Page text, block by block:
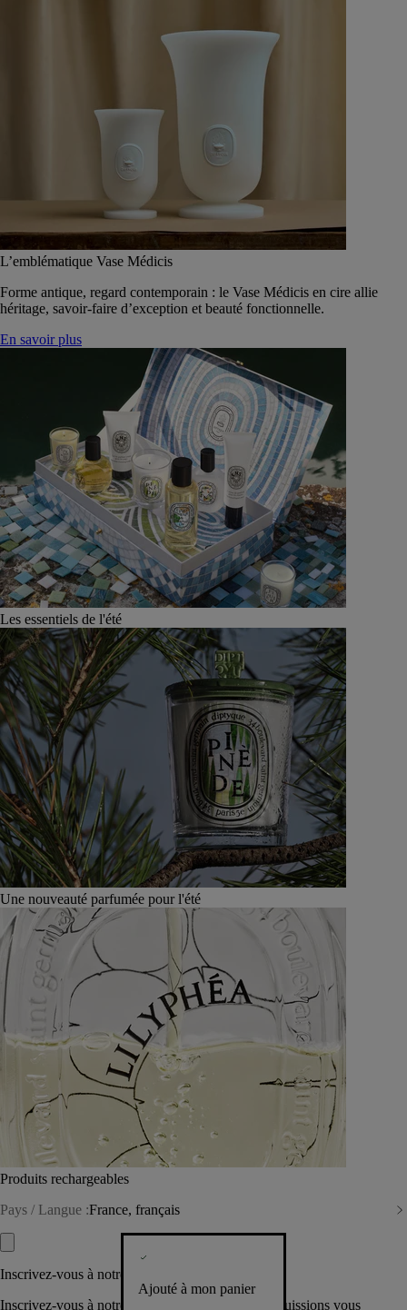
L’emblématique Vase Médicis
Forme antique, regard contemporain : le Vase Médicis en cire allie
héritage, savoir-faire d’exception et beauté fonctionnelle.
En savoir plus
Les essentiels de l'été
Une nouveauté parfumée pour l'été
Produits rechargeables
Pays / Langue :France, français
Ajouté à mon panier
Inscrivez-vous à notre Newsletter
Inscrivez-vous à notre newsletter pour que nous puissions vous